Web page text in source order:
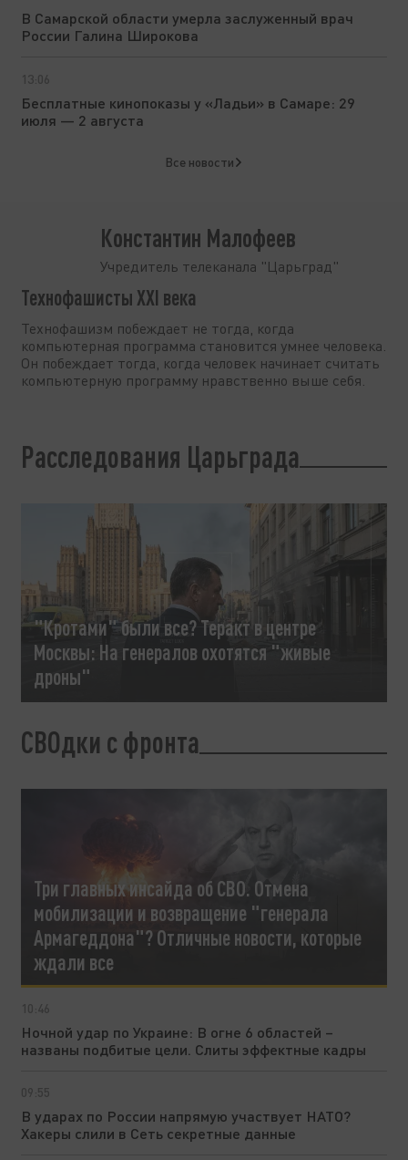
В Самарской области умерла заслуженный врач
России Галина Широкова
13:06
Бесплатные кинопоказы у «Ладьи» в Самаре: 29
июля — 2 августа
Все новости
Константин Малофеев
Учредитель телеканала "Царьград"
Технофашисты XXI века
Технофашизм побеждает не тогда, когда
компьютерная программа становится умнее человека.
Он побеждает тогда, когда человек начинает считать
компьютерную программу нравственно выше себя.
Расследования Царьграда
"Кротами" были все? Теракт в центре
Москвы: На генералов охотятся "живые
дроны"
СВОдки с фронта
Три главных инсайда об СВО. Отмена
мобилизации и возвращение "генерала
Армагеддона"? Отличные новости, которые
ждали все
10:46
Ночной удар по Украине: В огне 6 областей –
названы подбитые цели. Слиты эффектные кадры
09:55
В ударах по России напрямую участвует НАТО?
Хакеры слили в Сеть секретные данные